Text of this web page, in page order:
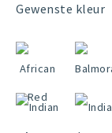
Gewenste kleur